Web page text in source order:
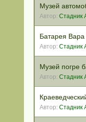
Музей
Автор: Стадник
Батарея
Автор:Стадник
Музей погре
Автор: Стадник
Автор:Стадник